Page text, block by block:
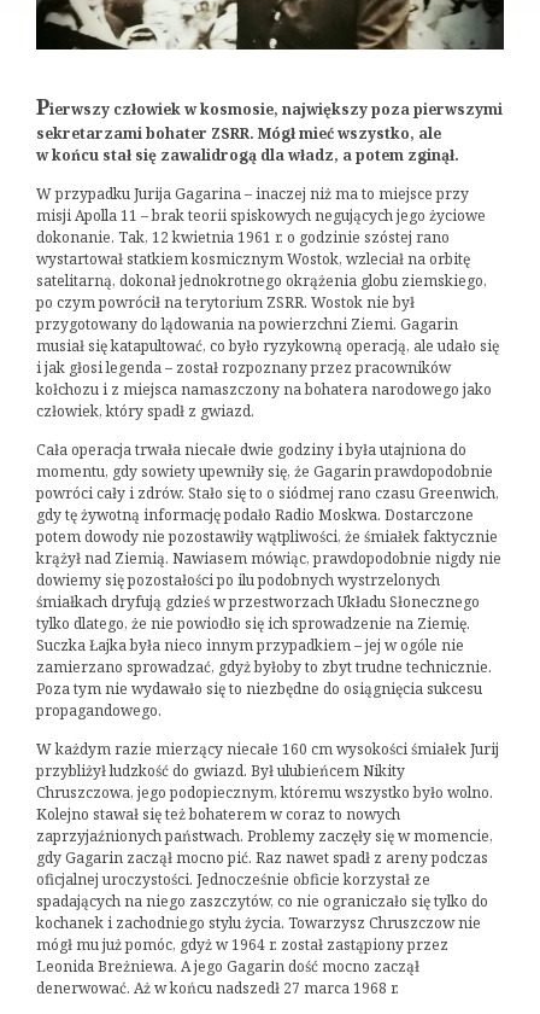
Pierwszy człowiek w kosmosie, największy poza pierwszymi
sekretarzami bohater ZSRR. Mógł mieć wszystko, ale
w końcu stał się zawalidrogą dla władz, a potem zginął.
W przypadku Jurija Gagarina – inaczej niż ma to miejsce przy
misji Apolla 11 – brak teorii spiskowych negujących jego życiowe
dokonanie. Tak, 12 kwietnia 1961 r. o godzinie szóstej rano
wystartował statkiem kosmicznym Wostok, wzleciał na orbitę
satelitarną, dokonał jednokrotnego okrążenia globu ziemskiego,
po czym powrócił na terytorium ZSRR. Wostok nie był
przygotowany do lądowania na powierzchni Ziemi. Gagarin
musiał się katapultować, co było ryzykowną operacją, ale udało się
i jak głosi legenda – został rozpoznany przez pracowników
kołchozu i z miejsca namaszczony na bohatera narodowego jako
człowiek, który spadł z gwiazd.
Cała operacja trwała niecałe dwie godziny i była utajniona do
momentu, gdy sowiety upewniły się, że Gagarin prawdopodobnie
powróci cały i zdrów. Stało się to o siódmej rano czasu Greenwich,
gdy tę żywotną informację podało Radio Moskwa. Dostarczone
potem dowody nie pozostawiły wątpliwości, że śmiałek faktycznie
krążył nad Ziemią. Nawiasem mówiąc, prawdopodobnie nigdy nie
dowiemy się pozostałości po ilu podobnych wystrzelonych
śmiałkach dryfują gdzieś w przestworzach Układu Słonecznego
tylko dlatego, że nie powiodło się ich sprowadzenie na Ziemię.
Suczka Łajka była nieco innym przypadkiem – jej w ogóle nie
zamierzano sprowadzać, gdyż byłoby to zbyt trudne technicznie.
Poza tym nie wydawało się to niezbędne do osiągnięcia sukcesu
propagandowego.
W każdym razie mierzący niecałe 160 cm wysokości śmiałek Jurij
przybliżył ludzkość do gwiazd. Był ulubieńcem Nikity
Chruszczowa, jego podopiecznym, któremu wszystko było wolno.
Kolejno stawał się też bohaterem w coraz to nowych
zaprzyjaźnionych państwach. Problemy zaczęły się w momencie,
gdy Gagarin zaczął mocno pić. Raz nawet spadł z areny podczas
oficjalnej uroczystości. Jednocześnie obficie korzystał ze
spadających na niego zaszczytów, co nie ograniczało się tylko do
kochanek i zachodniego stylu życia. Towarzysz Chruszczow nie
mógł mu już pomóc, gdyż w 1964 r. został zastąpiony przez
Leonida Breżniewa. A jego Gagarin dość mocno zaczął
denerwować. Aż w końcu nadszedł 27 marca 1968 r.